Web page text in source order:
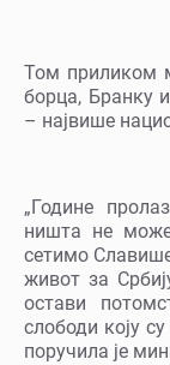
Том приликом
борца, Бранку
– највише
„Године
ништа не
сетимо
живот за
остави
слободи коју
поручила је